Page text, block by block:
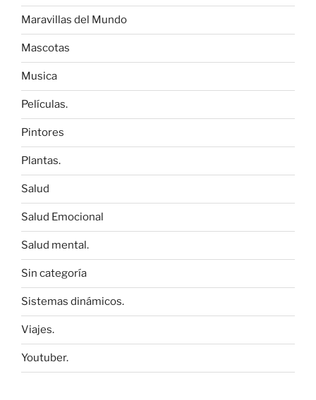
Maravillas del Mundo
Mascotas
Musica
Películas.
Pintores
Plantas.
Salud
Salud Emocional
Salud mental.
Sin categoría
Sistemas dinámicos.
Viajes.
Youtuber.